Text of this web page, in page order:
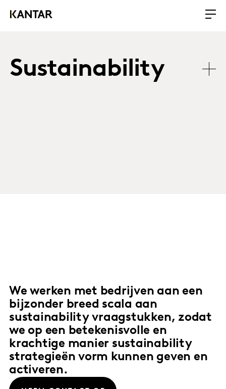
Sustainability
We werken met bedrijven aan een
bijzonder breed scala aan
sustainability vraagstukken, zodat
we op een betekenisvolle en
krachtige manier sustainability
strategieën vorm kunnen geven en
activeren.